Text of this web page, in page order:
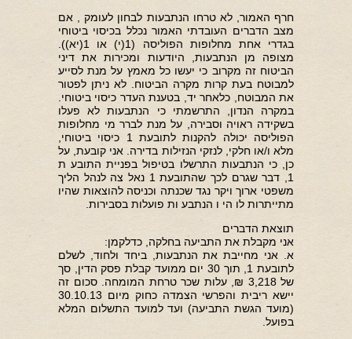
חרף האמור, לא טרחו הנתבעות לבחון לעומק , אם
מצב הדברים העובדתי האמור נכלל בכיסוי ביטוחי
בגדרי אחת מחלופות הפוליסה (1(י) או 1(יא)).
מצופה מן הנתבעות, היודעות ומכירות את דיני
הביטוח זה מקרוב כי יעשו כל מאמץ על מנת לסייע
למבוטח בעת קרות מקרה הביטוח. לא ניתן לפטור
את המבוטח, כלאחר יד, בטענת העדר כיסוי ביטוחי.
במקרה הנדון, התרשמתי כי הנתבעות לא פעלו
בשקידה ראויה וסבירה, על מנת לברר מי מחלופות
הפוליסה יכולה להקנות לתובעת 1 כיסוי ביטוחי,
מלא ו/או חלקי, לנזקי הנזילות בדירה. אני קובעת, על
כן, כי הנתבעות התרשלו בטיפול בפניית התובע ת
1, דבר שגרם לכך שהתובעת 1 נאל צה לנהל הליך
משפטי ארוך ויקר נגד שכנתה וכניסה להוצאות שהיו
מתייתרות לו הי ו הנתבע ות פועלות בסבירות.
תוצאת הדברים
אני מקבלת את התביעה בחלקה, כדלקמן:
א. אני מחייבת את הנתבעות, ביחד ולחוד, לשלם
לתובעת 1, תוך 30 יום ממועד קבלת פסק הדין, סך
של 3,218 ₪, עלות שכר טרחת המומחה. סכום זה
יישא ריבית והפרשי הצמדה כחוק מיום 30.10.13
(מועד הגשת התביעה) ועד למועד התשלום המלא
בפועל.